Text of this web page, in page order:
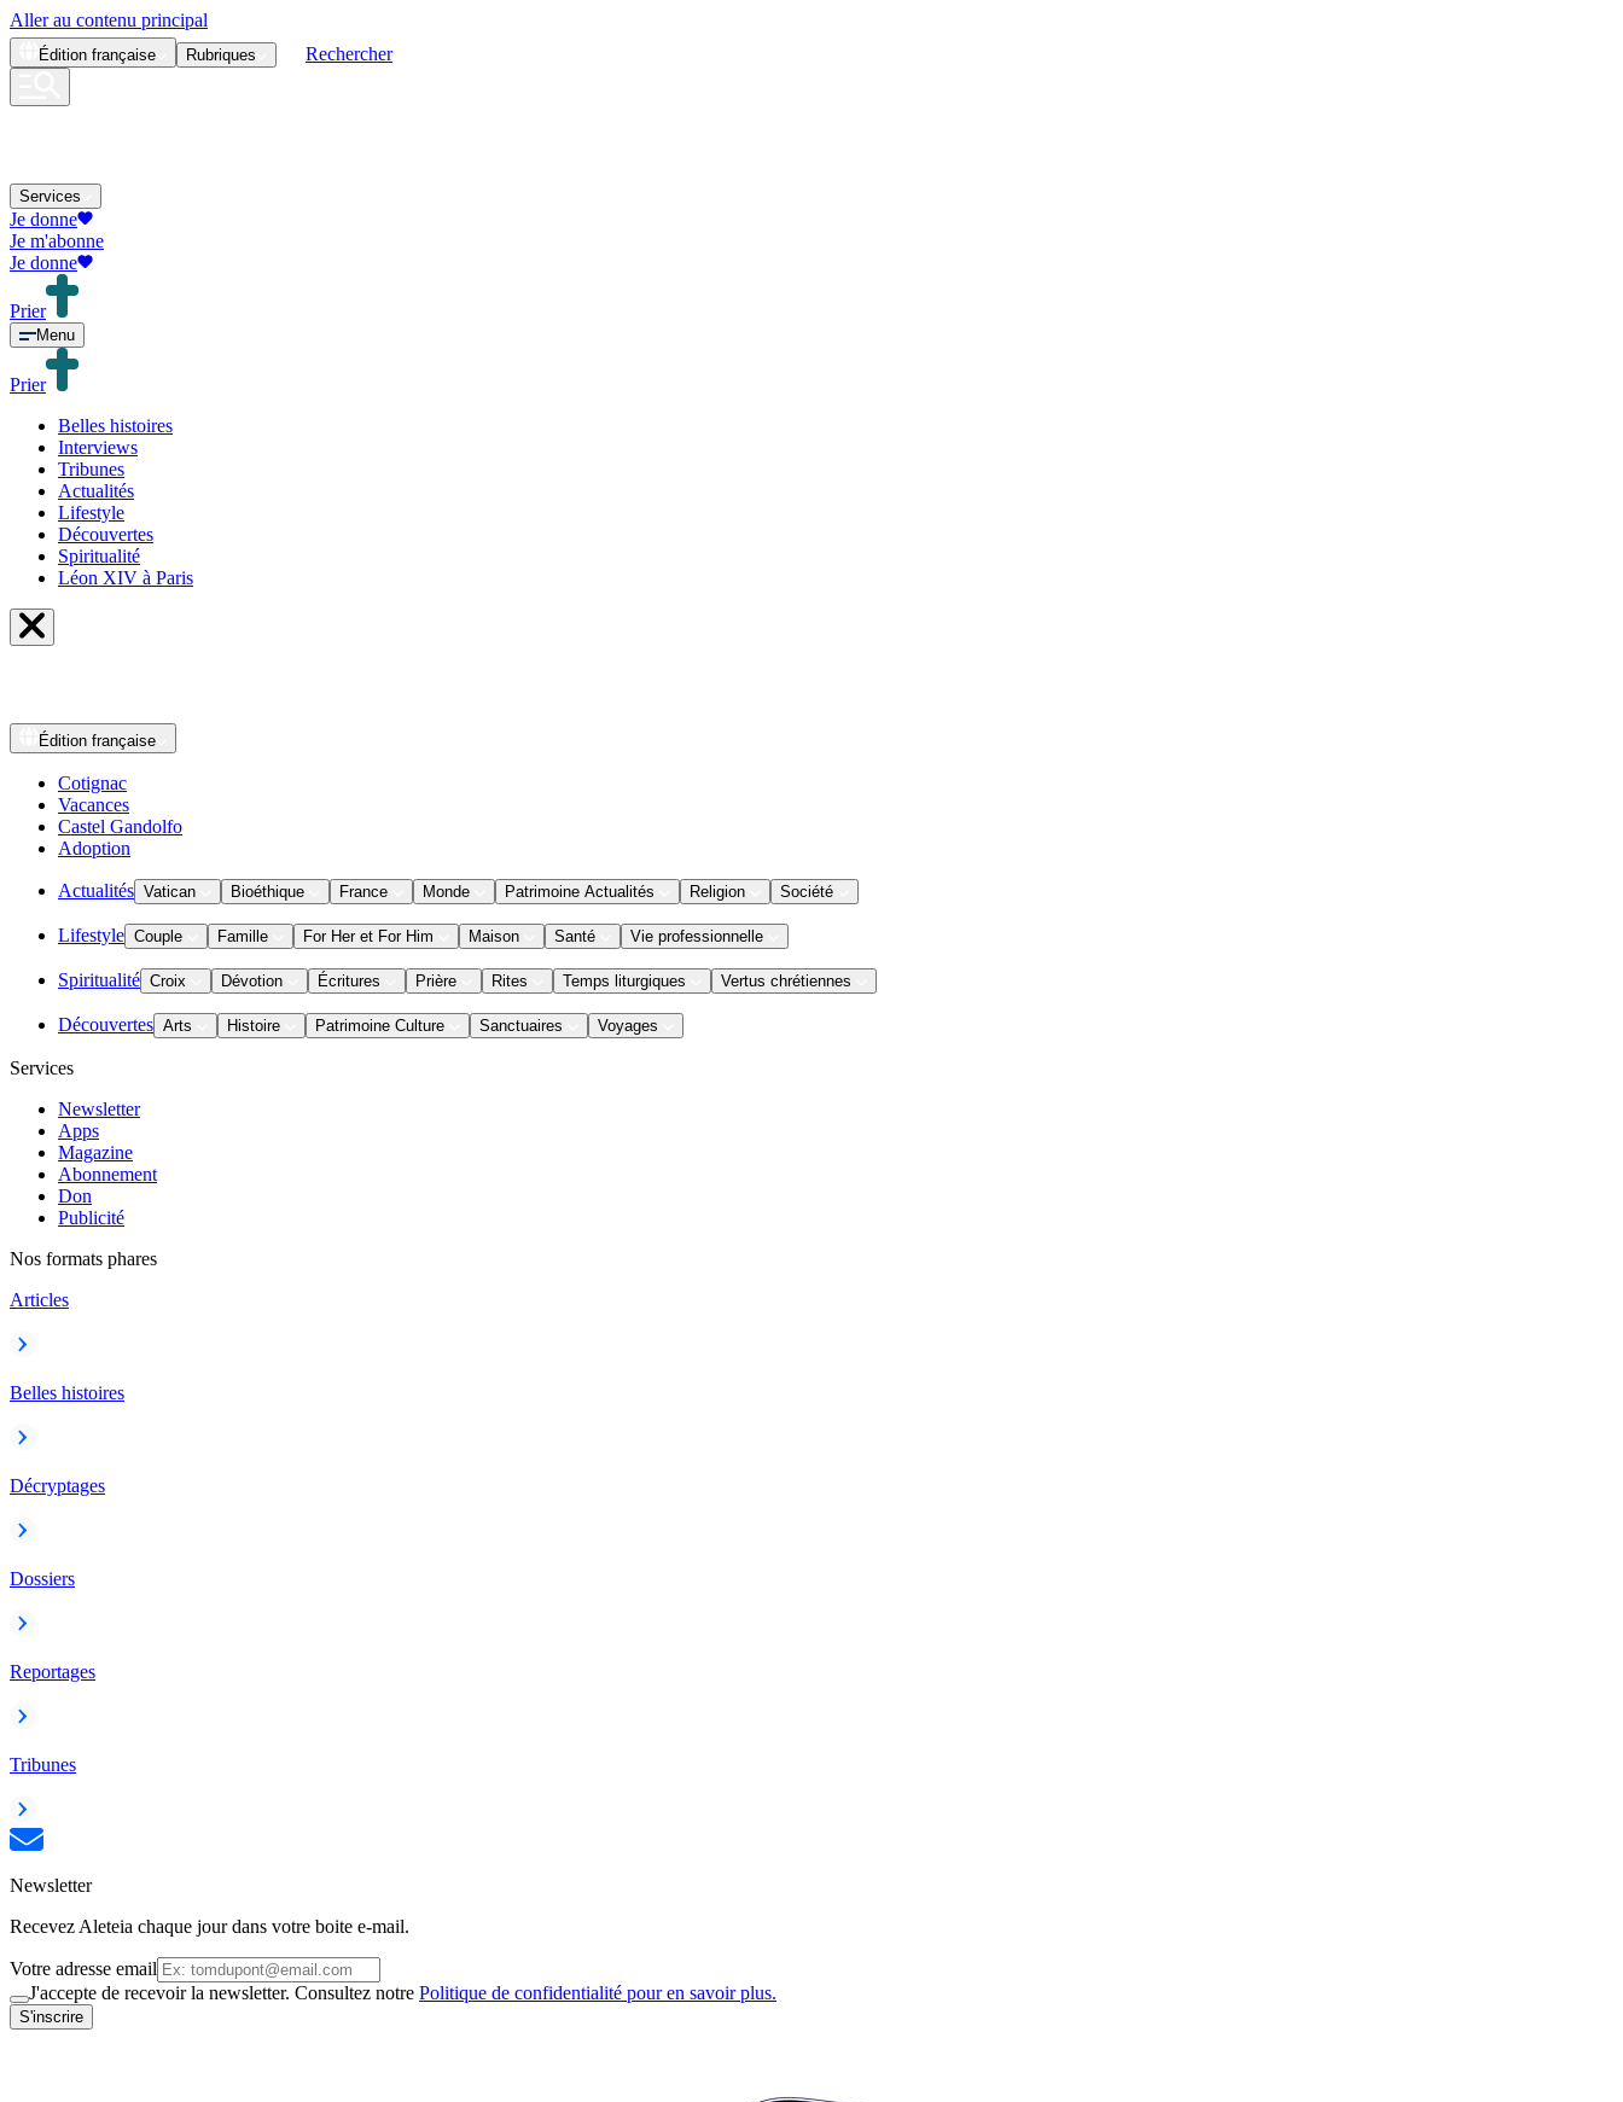
Aller au contenu principal
Édition française Rubriques Rechercher
Services
Je donne
Je m'abonne
Je donne
Prier
Menu
Prier
Belles histoires
Interviews
Tribunes
Actualités
Lifestyle
Découvertes
Spiritualité
Léon XIV à Paris
Édition française
Cotignac
Vacances
Castel Gandolfo
Adoption
Actualités Vatican Bioéthique France Monde Patrimoine Actualités Religion Société
Lifestyle Couple Famille For Her et For Him Maison Santé Vie professionnelle
Spiritualité Croix Dévotion Écritures Prière Rites Temps liturgiques Vertus chrétiennes
Découvertes Arts Histoire Patrimoine Culture Sanctuaires Voyages
Services
Newsletter
Apps
Magazine
Abonnement
Don
Publicité
Nos formats phares
Articles
Belles histoires
Décryptages
Dossiers
Reportages
Tribunes
Newsletter
Recevez Aleteia chaque jour dans votre boite e-mail.
Votre adresse email
J'accepte de recevoir la newsletter. Consultez notre Politique de confidentialité pour en savoir plus.
S'inscrire